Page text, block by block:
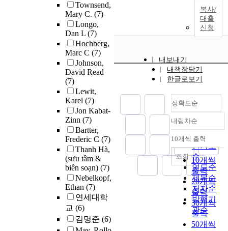
Townsend,
Mary C. (7)
Longo,
Dan L (7)
Hochberg,
Marc C (7)
Johnson,
David Read
(7)
Lewit,
Karel (7)
Jon Kabat-
Zinn (7)
Bartter,
Frederic C (7)
Thanh Hà,
(sưu tầm &
biên soạn) (7)
Nebelkopf,
Ethan (7)
연세대학
교 (6)
김명준 (6)
복사/
대출
신청
내보내기
내책장담기
한글로보기
정확도순
정확도
순
인기도
순
연도순
제목순
저자순
발행기
관순
내림차순
내림차순
10개씩 출력
10개씩
출력
20개씩
출력
30개씩
출력
50개씩
조회